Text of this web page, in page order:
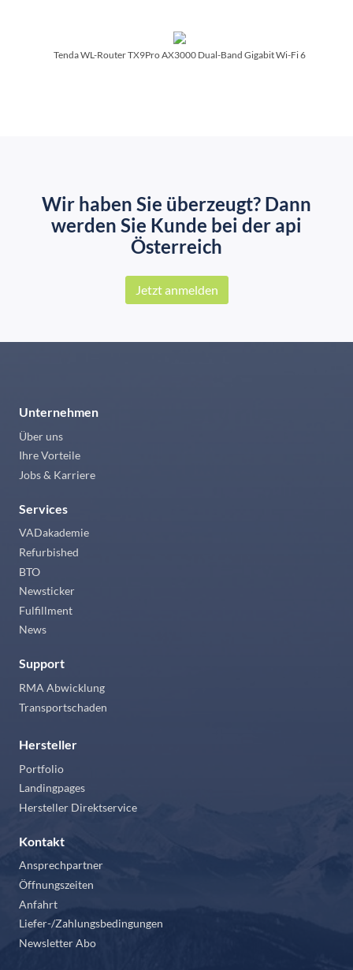
Tenda WL-Router TX9Pro AX3000 Dual-Band Gigabit Wi-Fi 6
Wir haben Sie überzeugt? Dann
werden Sie Kunde bei der api
Österreich
Jetzt anmelden
Unternehmen
Über uns
Ihre Vorteile
Jobs & Karriere
Services
VADakademie
Refurbished
BTO
Newsticker
Fulfillment
News
Support
RMA Abwicklung
Transportschaden
Hersteller
Portfolio
Landingpages
Hersteller Direktservice
Kontakt
Ansprechpartner
Öffnungszeiten
Anfahrt
Liefer-/Zahlungsbedingungen
Newsletter Abo